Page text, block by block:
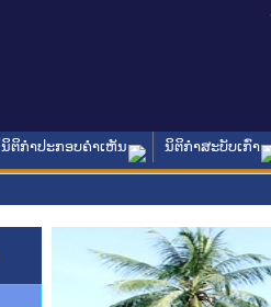
ນິຕິກໍາປະກອບຄໍາເຫັນ ນິຕິກໍາສະບັບເກົ່າ